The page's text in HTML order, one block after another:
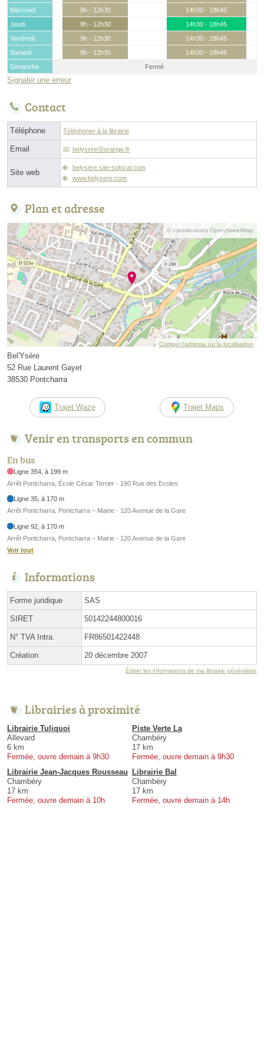
Mercredi
9h - 12h30
14h30 - 18h45
Jeudi
9h - 12h30
14h30 - 18h45
Vendredi
9h - 12h30
14h30 - 18h45
Samedi
9h - 12h30
14h30 - 18h45
Dimanche
Fermé
Signaler une erreur
Contact
Téléphone Téléphoner à la librairie
Email belysereⓐorange.fr
Site web
belysere.site-solocal.com
www.belysere.com
Plan et adresse
© contributeurs OpenStreetMap
Corriger l’adresse ou la localisation
Bel'Ysère
52 Rue Laurent Gayet
38530 Pontcharra
Trajet Waze Trajet Maps
Venir en transports en commun
En bus
Ligne 354, à 199 m
Arrêt Pontcharra, École César Terrier - 190 Rue des Ecoles
Ligne 35, à 170 m
Arrêt Pontcharra, Pontcharra – Mairie - 120 Avenue de la Gare
Ligne 92, à 170 m
Arrêt Pontcharra, Pontcharra – Mairie - 120 Avenue de la Gare
Voir tout
Informations
Forme juridique SAS
SIRET 50142244800016
N° TVA Intra. FR86501422448
Création 20 décembre 2007
Éditer les informations de ma librairie généraliste
Librairies à proximité
Librairie Tuliquoi
Allevard
6 km
Fermée, ouvre demain à 9h30
Piste Verte La
Chambéry
17 km
Fermée, ouvre demain à 9h30
Librairie Jean-Jacques Rousseau
Chambéry
17 km
Fermée, ouvre demain à 10h
Librairie Bal
Chambéry
17 km
Fermée, ouvre demain à 14h